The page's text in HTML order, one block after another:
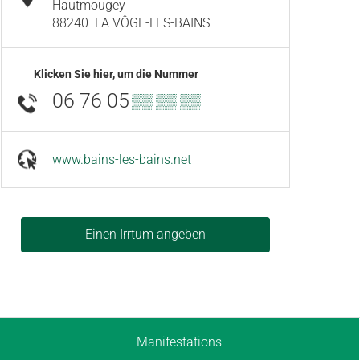
Hautmougey
88240 LA VÔGE-LES-BAINS
Klicken Sie hier, um die Nummer
06 76 05▒▒ ▒▒ ▒▒
www.bains-les-bains.net
Einen Irrtum angeben
Manifestations